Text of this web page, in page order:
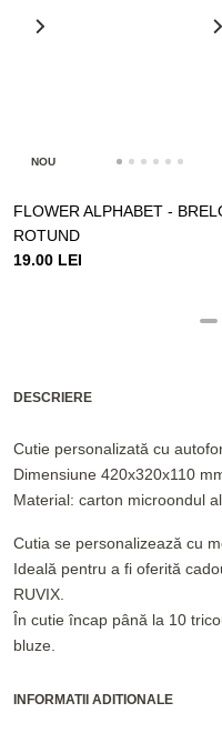
NOU
FLOWER ALPHABET -
ROTUND
19.00 LEI
DESCRIERE
Cutie personalizată cu
Dimensiune 420x320x110
Material: carton microondul
Cutia se personalizează cu
Ideală pentru a fi oferită
RUVIX.
În cutie încap până la 10
bluze.
INFORMATII ADITIONALE